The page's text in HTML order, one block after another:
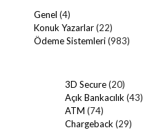
Genel (4)
Konuk Yazarlar(22)
Ödeme Sistemleri(983)
3D Secure(20)
Açık Bankacılık (43)
ATM (74)
Chargeback (29)